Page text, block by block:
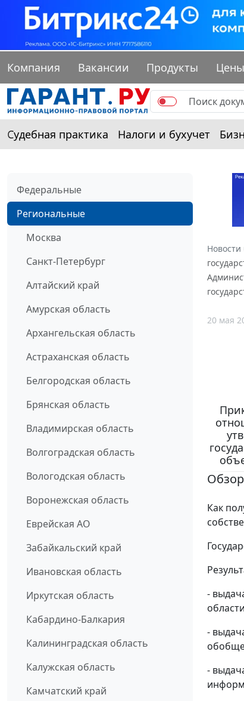
Компания Вакансии Продукты Цены
Судебная практика Налоги и бухучет
Федеральные
Региональные
Москва
Санкт-Петербург
Алтайский край
Амурская область
Архангельская область
Астраханская область
Белгородская область
Брянская область
Владимирская область
Волгоградская область
Вологодская область
Воронежская область
Еврейская АО
Забайкальский край
Ивановская область
Иркутская область
Кабардино-Балкария
Калининградская область
Калужская область
Камчатский край
Новости
20 мая
Как
-
-
-